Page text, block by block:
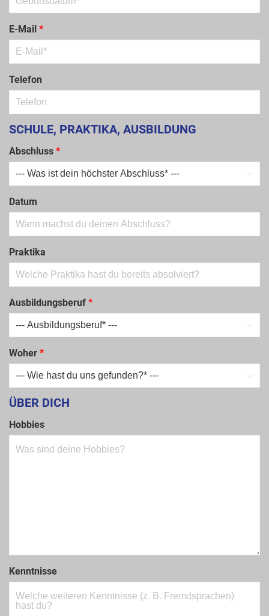
E-Mail *
Telefon
SCHULE, PRAKTIKA, AUSBILDUNG
Abschluss *
Datum
Praktika
Ausbildungsberuf *
Woher *
ÜBER DICH
Hobbies
Kenntnisse